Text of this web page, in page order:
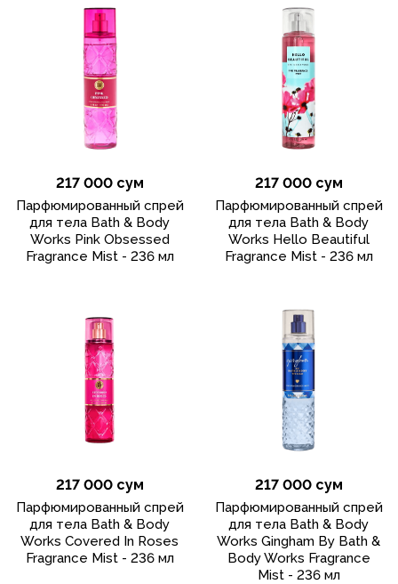
217 000 сум
Парфюмированный спрей
для тела Bath & Body
Works Pink Obsessed
Fragrance Mist - 236 мл
217 000 сум
Парфюмированный спрей
для тела Bath & Body
Works Hello Beautiful
Fragrance Mist - 236 мл
217 000 сум
Парфюмированный спрей
для тела Bath & Body
Works Covered In Roses
Fragrance Mist - 236 мл
217 000 сум
Парфюмированный спрей
для тела Bath & Body
Works Gingham By Bath &
Body Works Fragrance
Mist - 236 мл